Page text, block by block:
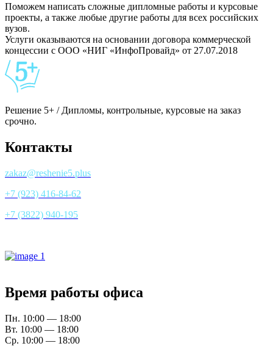
Поможем написать сложные дипломные работы и курсовые
проекты, а также любые другие работы для всех российских
вузов.
Услуги оказываются на основании договора коммерческой
концессии с ООО «НИГ «ИнфоПровайд» от 27.07.2018
Решение 5+ / Дипломы, контрольные, курсовые на заказ
срочно.
Контакты
zakaz@reshenie5.plus
+7 (923) 416-84-62
+7 (3822) 940-195
Время работы офиса
Пн. 10:00 — 18:00
Вт. 10:00 — 18:00
Ср. 10:00 — 18:00